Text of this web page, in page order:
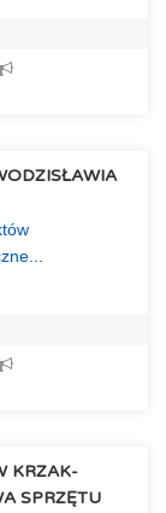
KRZAK-
SPRZĘTU